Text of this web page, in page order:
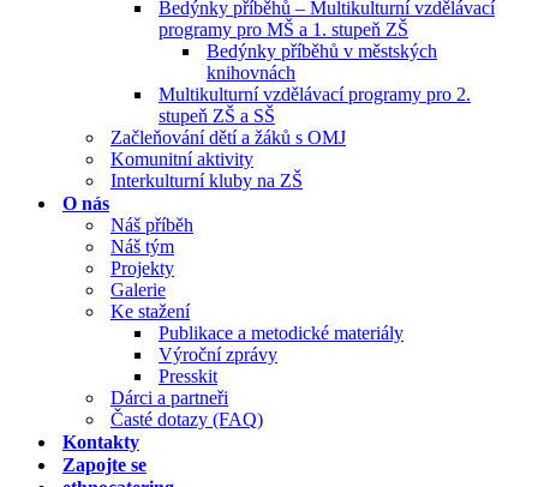
Bedýnky příběhů – Multikulturní vzdělávací
programy pro MŠ a 1. stupeň ZŠ
Bedýnky příběhů v městských
knihovnách
Multikulturní vzdělávací programy pro 2.
stupeň ZŠ a SŠ
Začleňování dětí a žáků s OMJ
Komunitní aktivity
Interkulturní kluby na ZŠ
O nás
Náš příběh
Náš tým
Projekty
Galerie
Ke stažení
Publikace a metodické materiály
Výroční zprávy
Presskit
Dárci a partneři
Časté dotazy (FAQ)
Kontakty
Zapojte se